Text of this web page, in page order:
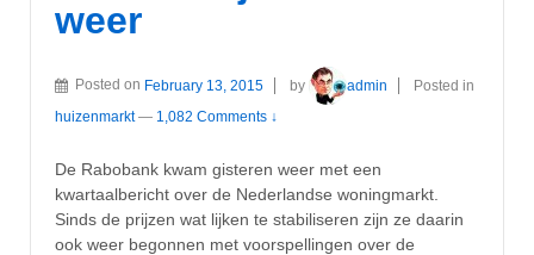
weer
Posted on February 13, 2015 by admin
Posted in
huizenmarkt — 1,082 Comments ↓
De Rabobank kwam gisteren weer met een
kwartaalbericht over de Nederlandse woningmarkt.
Sinds de prijzen wat lijken te stabiliseren zijn ze daarin
ook weer begonnen met voorspellingen over de